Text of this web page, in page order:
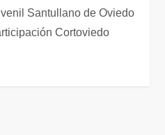
Santullano de Oviedo
Cortoviedo